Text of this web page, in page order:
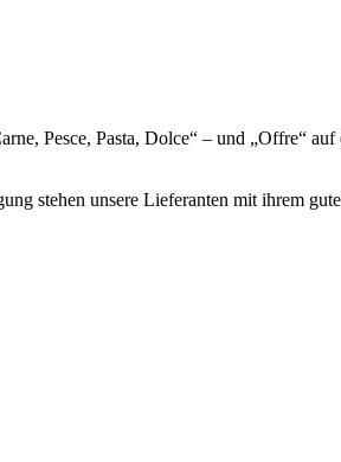
Pesce, Pasta, Dolce“ – und „Offre“ auf
stehen unsere Lieferanten mit ihrem